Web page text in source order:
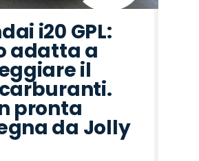
i20 GPL:
adatta a
il
pronta
da Jolly